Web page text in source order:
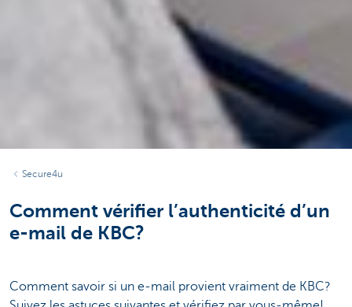
Secure4u
Comment vérifier l’authenticité d’un
e-mail de KBC?
Comment savoir si un e-mail provient vraiment de KBC?